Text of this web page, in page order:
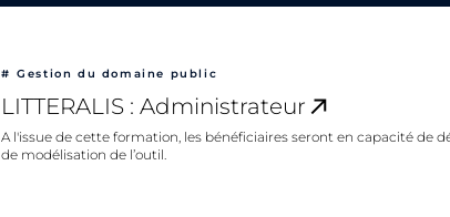
# Gestion du domaine public
LITTERALIS : Administrateur​
A l'issue de cette formation, les bénéficiaires seront en capacité de
de modélisation de l’outil.